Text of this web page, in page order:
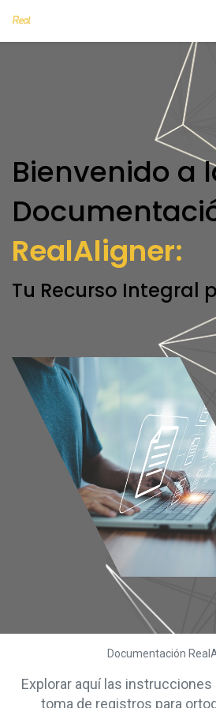
Bienvenido a
RealAligner:
Tu Recurso Integral
Documentación
Explorar aquí las
toma de registros para